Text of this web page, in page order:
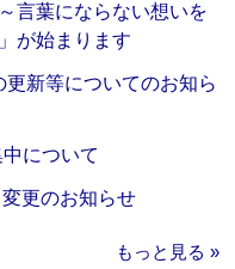
言葉にならない想いを
が始まります
新等についてのお知ら
について
更のお知らせ
もっと見る »